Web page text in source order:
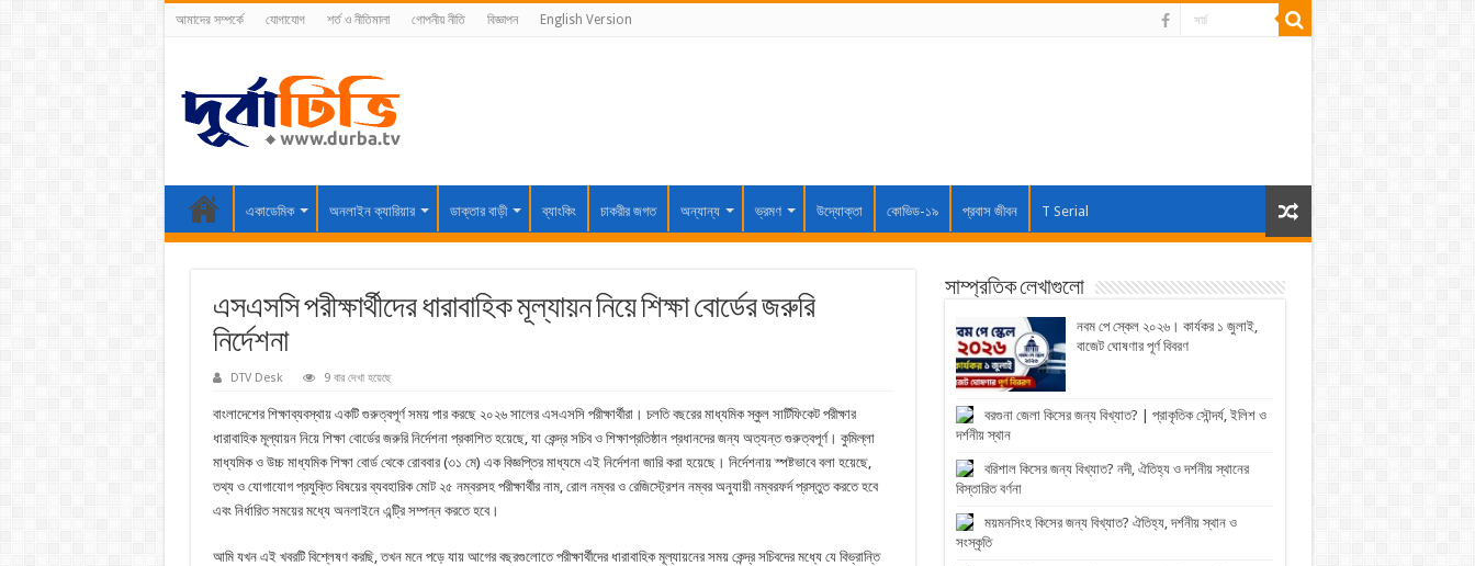
আমাদের সম্পর্কে যোগাযোগ শর্ত ও নীতিমালা গোপনীয় নীতি বিজ্ঞাপন English Version
একাডেমিক অনলাইন ক্যারিয়ার ডাক্তার বাড়ী ব্যাংকিং চাকরীর জগত অন্যান্য ভ্রমণ উদ্যোক্তা কোভিড-১৯ প্রবাস জীবন T Serial
এসএসসি পরীক্ষার্থীদের ধারাবাহিক মূল্যায়ন নিয়ে শিক্ষা বোর্ডের জরুরি
নির্দেশনা
DTV Desk 9 বার দেখা হয়েছে
বাংলাদেশের শিক্ষাব্যবস্থায় একটি গুরুত্বপূর্ণ সময় পার করছে ২০২৬ সালের এসএসসি পরীক্ষার্থীরা। চলতি বছরের মাধ্যমিক স্কুল সার্টিফিকেট পরীক্ষার
ধারাবাহিক মূল্যায়ন নিয়ে শিক্ষা বোর্ডের জরুরি নির্দেশনা প্রকাশিত হয়েছে, যা কেন্দ্র সচিব ও শিক্ষাপ্রতিষ্ঠান প্রধানদের জন্য অত্যন্ত গুরুত্বপূর্ণ। কুমিল্লা
মাধ্যমিক ও উচ্চ মাধ্যমিক শিক্ষা বোর্ড থেকে রোববার (৩১ মে) এক বিজ্ঞপ্তির মাধ্যমে এই নির্দেশনা জারি করা হয়েছে। নির্দেশনায় স্পষ্টভাবে বলা হয়েছে,
তথ্য ও যোগাযোগ প্রযুক্তি বিষয়ের ব্যবহারিক মোট ২৫ নম্বরসহ পরীক্ষার্থীর নাম, রোল নম্বর ও রেজিস্ট্রেশন নম্বর অনুযায়ী নম্বরফর্দ প্রস্তুত করতে হবে
এবং নির্ধারিত সময়ের মধ্যে অনলাইনে এন্ট্রি সম্পন্ন করতে হবে।
আমি যখন এই খবরটি বিশ্লেষণ করছি, তখন মনে পড়ে যায় আগের বছরগুলোতে পরীক্ষার্থীদের ধারাবাহিক মূল্যায়নের সময় কেন্দ্র সচিবদের মধ্যে যে বিভ্রান্তি
সাম্প্রতিক লেখাগুলো
নবম পে স্কেল ২০২৬। কার্যকর ১ জুলাই,
বাজেট ঘোষণার পূর্ণ বিবরণ
বরগুনা জেলা কিসের জন্য বিখ্যাত? | প্রাকৃতিক সৌন্দর্য, ইলিশ ও
দর্শনীয় স্থান
বরিশাল কিসের জন্য বিখ্যাত? নদী, ঐতিহ্য ও দর্শনীয় স্থানের
বিস্তারিত বর্ণনা
ময়মনসিংহ কিসের জন্য বিখ্যাত? ঐতিহ্য, দর্শনীয় স্থান ও
সংস্কৃতি